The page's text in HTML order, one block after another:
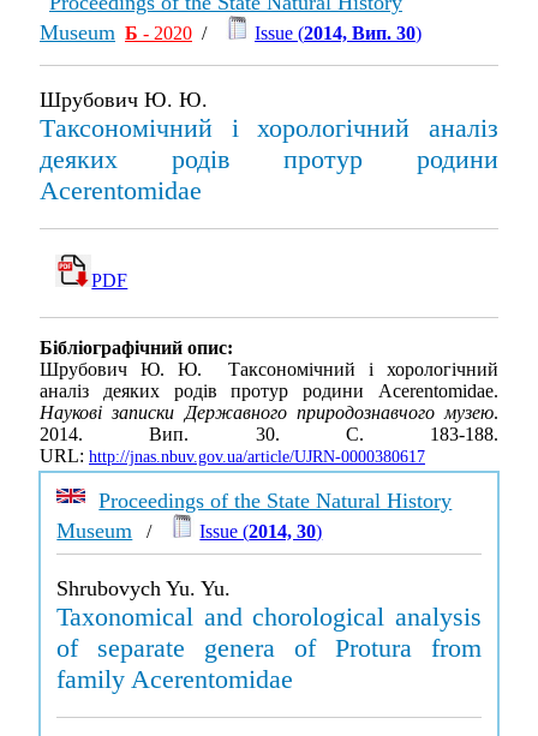
Museum Б - 2020 / Issue (2014, Вип. 30)
Шрубович Ю. Ю.
Тaксономічний і хорологічний аналіз
деяких родів протур родини
Acerentomidae
PDF
Бібліографічний опис:
Шрубович Ю. Ю. Тaксономічний і хорологічний
аналіз деяких родів протур родини Acerentomidae.
Наукові записки Державного природознавчого музею.
2014. Вип. 30. С. 183-188.
URL: http://jnas.nbuv.gov.ua/article/UJRN-0000380617
Proceedings of the State Natural History
Museum / Issue (2014, 30)
Shrubovych Yu. Yu.
Taxonomical and chorological analysis
of separate genera of Protura from
family Acerentomidae